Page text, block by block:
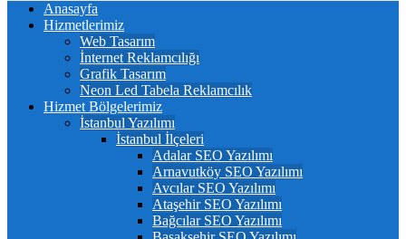
Anasayfa
Hizmetlerimiz
Web Tasarım
İnternet Reklamcılığı
Grafik Tasarım
Neon Led Tabela Reklamcılık
Hizmet Bölgelerimiz
İstanbul Yazılımı
İstanbul İlçeleri
Adalar SEO Yazılımı
Arnavutköy SEO Yazılımı
Avcılar SEO Yazılımı
Ataşehir SEO Yazılımı
Bağcılar SEO Yazılımı